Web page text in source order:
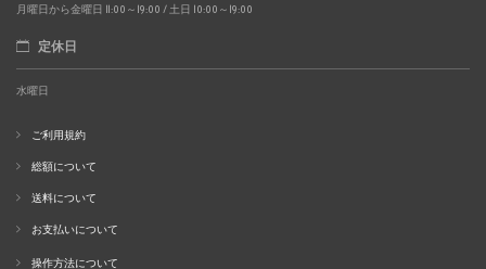
月曜日から金曜日 11:00～19:00 / 土日 10:00～19:00
定休日
水曜日
ご利用規約
総額について
送料について
お支払いについて
操作方法について